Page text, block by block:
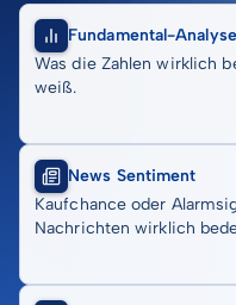
Fundamental-Analyse
Was die Zahlen wirklich
weiß.
News Sentiment
Kaufchance oder
Nachrichten wirklich